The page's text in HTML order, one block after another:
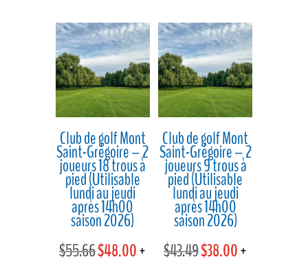
était :
$19.13.
est :
$17.00.
était :
$27.83.
est :
$25.00.
Club de golf Mont
Saint-Grégoire – 2
joueurs 18 trous à
pied (Utilisable
lundi au jeudi
après 14h00
saison 2026)
$55.66Le
$48.00Le
+
Club de golf Mont
Saint-Grégoire – 2
joueurs 9 trous à
pied (Utilisable
lundi au jeudi
après 14h00
saison 2026)
$43.49Le
$38.00Le
+